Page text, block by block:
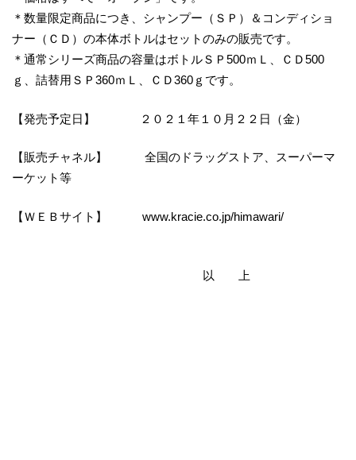
＊数量限定商品につき、シャンプー（ＳＰ）＆コンディショ
ナー（ＣＤ）の本体ボトルはセットのみの販売です。
＊通常シリーズ商品の容量はボトルＳＰ500ｍＬ、ＣＤ500
ｇ、詰替用ＳＰ360ｍＬ、ＣＤ360ｇです。
【発売予定日】 ２０２１年１０月２２日（金）
【販売チャネル】 全国のドラッグストア、スーパーマ
ーケット等
【ＷＥＢサイト】 www.kracie.co.jp/himawari/
以 上